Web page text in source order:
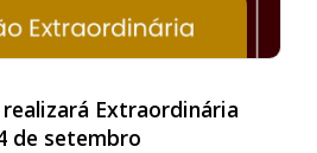
Extraordinária
de setembro